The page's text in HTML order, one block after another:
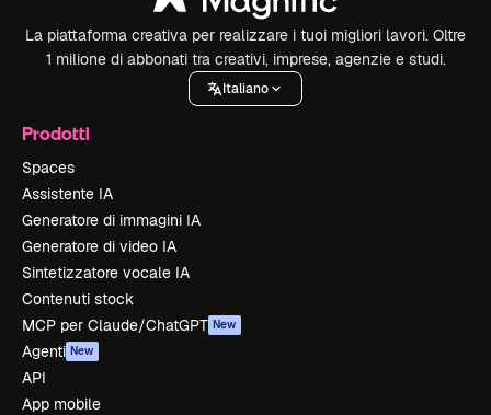
La piattaforma creativa per realizzare i tuoi migliori lavori. Oltre
1 milione di abbonati tra creativi, imprese, agenzie e studi.
Italiano
Prodotti
Spaces
Assistente IA
Generatore di immagini IA
Generatore di video IA
Sintetizzatore vocale IA
Contenuti stock
MCP per Claude/ChatGPT New
Agenti New
API
App mobile